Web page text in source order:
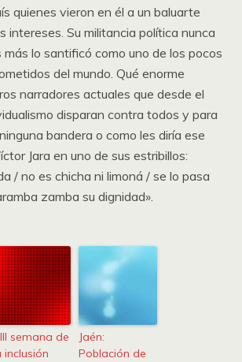
quienes vieron en él a un baluarte
intereses. Su militancia política nunca
más lo santificó como uno de los pocos
del mundo. Qué enorme
narradores actuales que desde el
disparan contra todos y para
bandera o como les diría ese
Jara en uno de sus estribillos:
/ no es chicha ni limoná / se lo pasa
zamba su dignidad».
semana de
inclusión
Jaén:
Población de